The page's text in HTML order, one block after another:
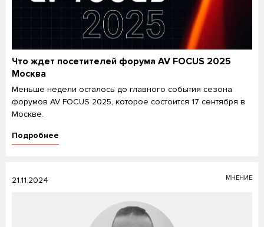
Что ждет посетителей форума AV FOCUS 2025
Москва
Меньше недели осталось до главного события сезона
форумов AV FOCUS 2025, которое состоится 17 сентября в
Москве.
Подробнее
21.11.2024 МНЕНИЕ